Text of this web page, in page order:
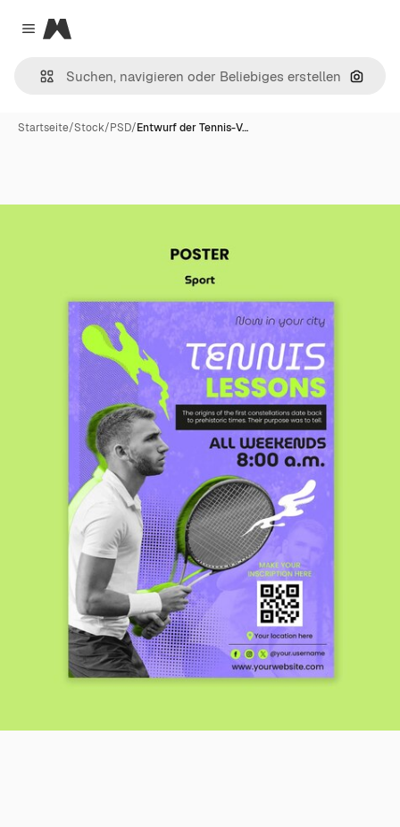
Close menu
Magnific
Nach
Startseite/Stock/PSD/Entwurf der Tennis-V…